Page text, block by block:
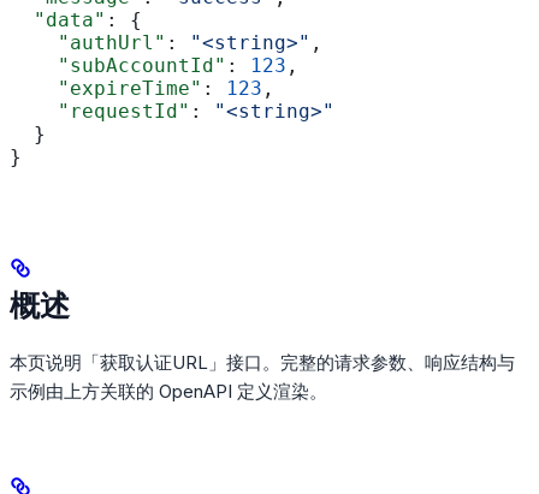
  "data"
: {
    "authUrl"
: "<string>" ,
    "subAccountId"
: 123 ,
    "expireTime"
: 123 ,
    "requestId"
:
"<string>"
  }
}
概述
本页说明「获取认证URL」接口。完整的请求参数、响应结构与
示例由上方关联的 OpenAPI 定义渲染。